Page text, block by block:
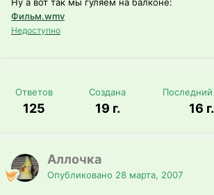
Фильм.wmv
Недоступно
Ответов
125
Создана
19 г.
Последний
16 г.
Аллочка
Опубликовано 28 марта, 2007